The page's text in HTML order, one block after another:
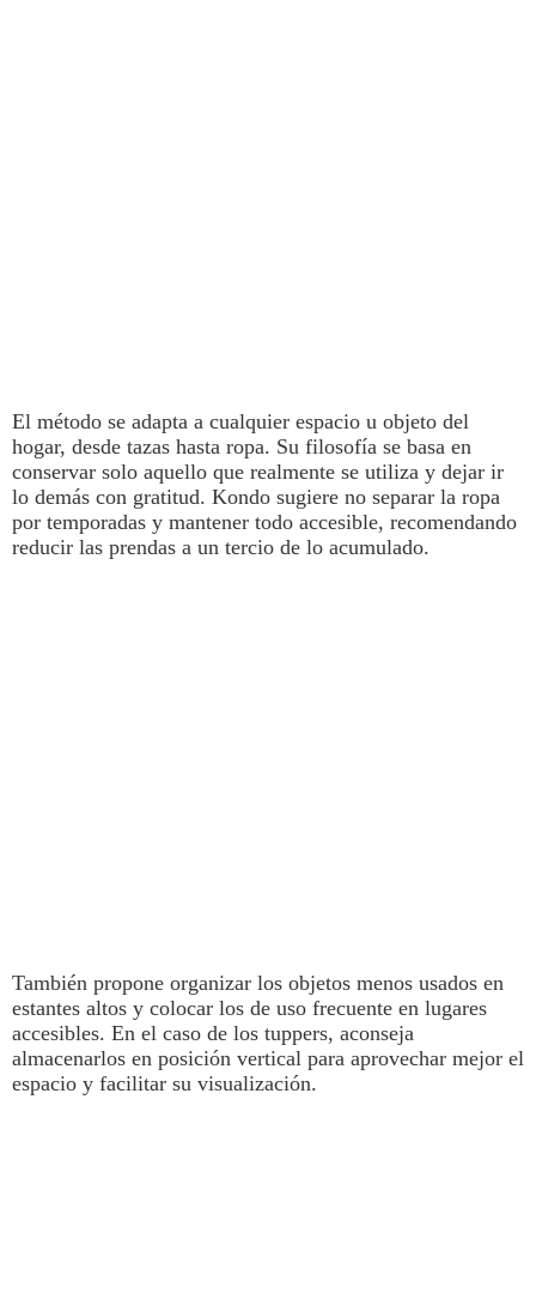
El método se adapta a cualquier espacio u objeto del
hogar, desde tazas hasta ropa. Su filosofía se basa en
conservar solo aquello que realmente se utiliza y dejar ir
lo demás con gratitud. Kondo sugiere no separar la ropa
por temporadas y mantener todo accesible, recomendando
reducir las prendas a un tercio de lo acumulado.
También propone organizar los objetos menos usados en
estantes altos y colocar los de uso frecuente en lugares
accesibles. En el caso de los tuppers, aconseja
almacenarlos en posición vertical para aprovechar mejor el
espacio y facilitar su visualización.